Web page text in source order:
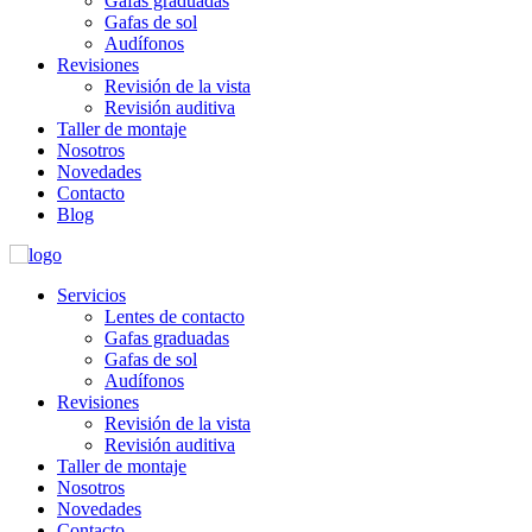
Gafas de sol
Audífonos
Revisiones
Revisión de la vista
Revisión auditiva
Taller de montaje
Nosotros
Novedades
Contacto
Blog
Servicios
Lentes de contacto
Gafas graduadas
Gafas de sol
Audífonos
Revisiones
Revisión de la vista
Revisión auditiva
Taller de montaje
Nosotros
Novedades